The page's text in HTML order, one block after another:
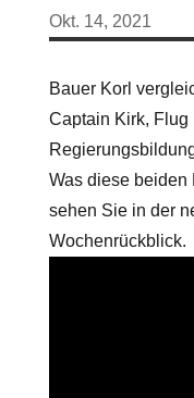
Okt. 14, 2021
Bauer Korl
Captain Kirk, Flug
Was diese beiden
sehen Sie in der
Wochenrückblick.